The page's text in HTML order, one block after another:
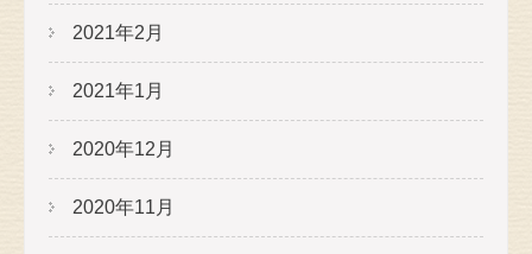
2021年2月
2021年1月
2020年12月
2020年11月